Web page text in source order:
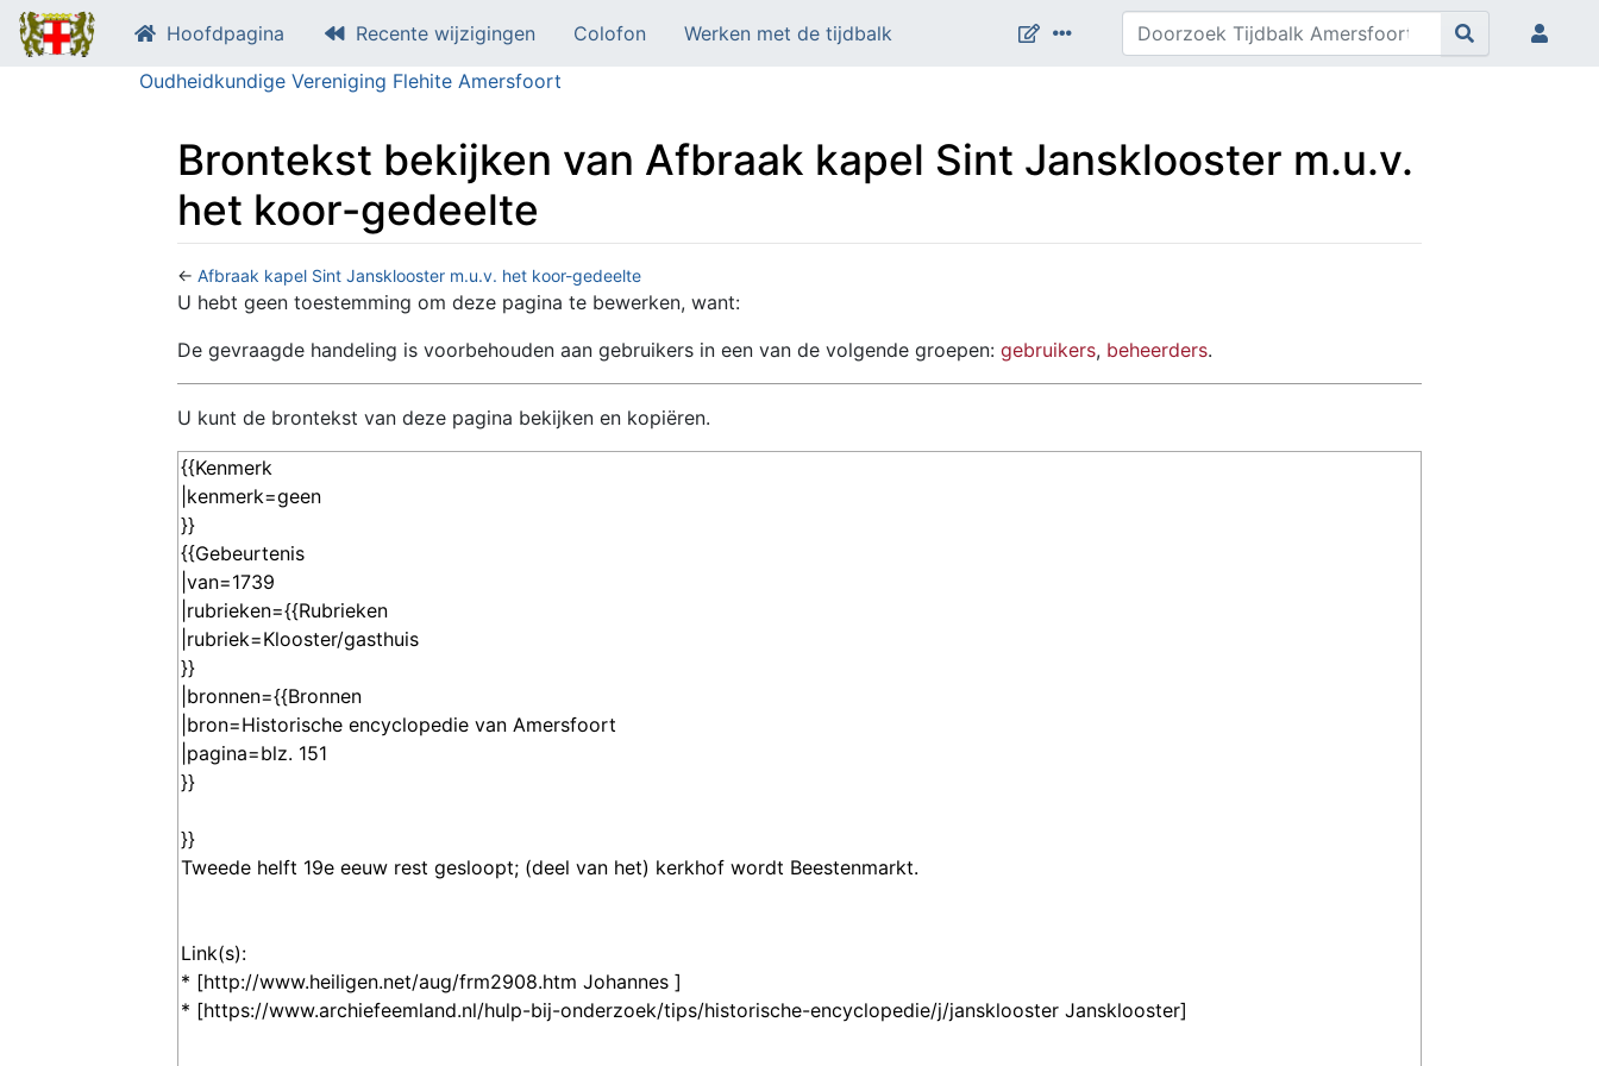
Hoofdpagina Recente wijzigingen Colofon
Werken met de tijdbalk
Oudheidkundige Vereniging Flehite Amersfoort
Brontekst bekijken van Afbraak kapel Sint Jansklooster m.u.v.
het koor-gedeelte
← Afbraak kapel Sint Jansklooster m.u.v. het koor-gedeelte
Ga naar:navigatie,zoeken
U hebt geen toestemming om deze pagina te bewerken, want:
De gevraagde handeling is voorbehouden aan gebruikers in een van de volgende groepen: gebruikers, beheerders.
U kunt de brontekst van deze pagina bekijken en kopiëren.